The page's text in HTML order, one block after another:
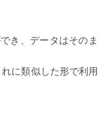
き、データはそのま
に類似した形で利用